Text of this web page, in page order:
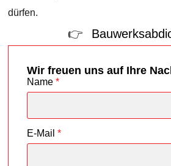
dürfen.
Wir freuen uns auf Ihre
Name *
E-Mail *